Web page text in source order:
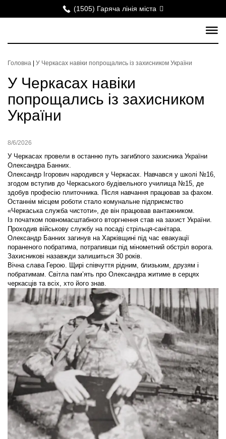
(1505) Гаряча лінія міста
Головна У Черкасах навіки попрощались із захисником України
У Черкасах навіки
попрощались із захисником
України
8/6/2026
У Черкасах провели в останню путь загиблого захисника України
Олександра Банних.
Олександр Ігорович народився у Черкасах. Навчався у школі №16,
згодом вступив до Черкаського будівельного училища №15, де
здобув професію плиточника. Після навчання працював за фахом.
Останнім місцем роботи стало комунальне підприємство
«Черкаська служба чистоти», де він працював вантажником.
Із початком повномасштабного вторгнення став на захист України.
Проходив військову службу на посаді стрільця-санітара.
Олександр Банних загинув на Харківщині під час евакуації
пораненого побратима, потрапивши під мінометний обстріл ворога.
Захисникові назавжди залишиться 30 років.
Вічна слава Герою. Щирі співчуття рідним, близьким, друзям і
побратимам. Світла пам’ять про Олександра житиме в серцях
черкасців та всіх, хто його знав.